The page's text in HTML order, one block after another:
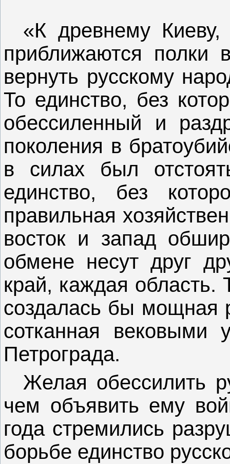
«К древнему Киеву,
приближаются полки
вернуть русскому
То единство, без
обессиленный и
поколения в
в силах был
единство, без
правильная
восток и запад
обмене несут друг
край, каждая область.
создалась бы мощная
сотканная
Петрограда.
Желая обессилить
чем объявить ему
года стремились
борьбе единство